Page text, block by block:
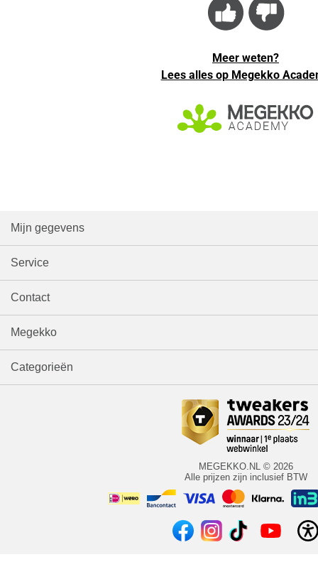
Meer weten?
Lees alles op Megekko
Mijn gegevens
Service
Contact
Megekko
Categorieën
MEGEKKO.NL © 2026
Alle prijzen zijn inclusief BTW